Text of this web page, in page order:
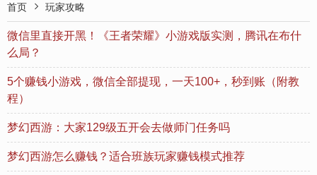
首页  玩家攻略
微信里直接开黑！《王者荣耀》小游戏版实测，腾讯在布什
么局？
5个赚钱小游戏，微信全部提现，一天100+，秒到账（附教
程）
梦幻西游：大家129级五开会去做师门任务吗
梦幻西游怎么赚钱？适合班族玩家赚钱模式推荐